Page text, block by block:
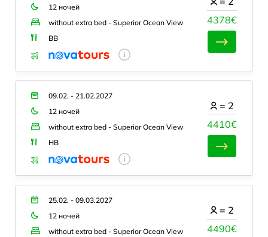
12 ночей
without extra bed - Superior Ocean View
BB
4378€
09.02. - 21.02.2027
12 ночей
without extra bed - Superior Ocean View
HB
4410€
= 2
25.02. - 09.03.2027
12 ночей
without extra bed - Superior Ocean View
4490€
= 2